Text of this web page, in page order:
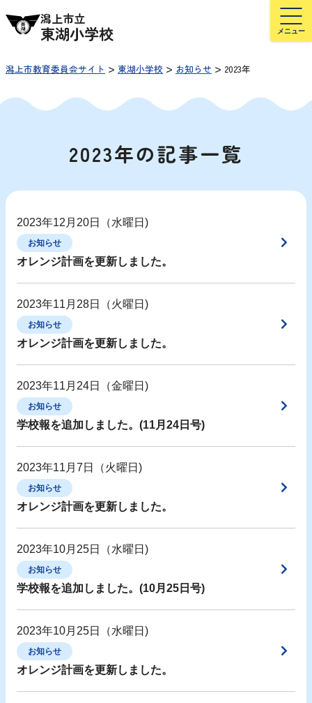
潟上市立
東湖小学校
潟上市教育委員会サイト > 東湖小学校 > お知らせ > 2023年
2023年の記事一覧
2023年12月20日（水曜日)
お知らせ
オレンジ計画を更新しました。
2023年11月28日（火曜日)
お知らせ
オレンジ計画を更新しました。
2023年11月24日（金曜日)
お知らせ
学校報を追加しました。(11月24日号)
2023年11月7日（火曜日)
お知らせ
オレンジ計画を更新しました。
2023年10月25日（水曜日)
お知らせ
学校報を追加しました。(10月25日号)
2023年10月25日（水曜日)
お知らせ
オレンジ計画を更新しました。